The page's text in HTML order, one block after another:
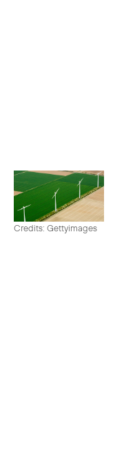
Credits: Gettyimages